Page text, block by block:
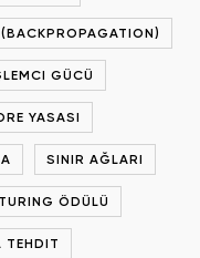
GÜCÜ
YASASI
SINIR AĞLARI
TURING ÖDÜLÜ
TEHDIT